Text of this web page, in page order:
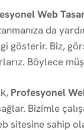
Web
da
gösterir. Biz,
Böylece
Profesyonel
Bizimle
sitesine sahip